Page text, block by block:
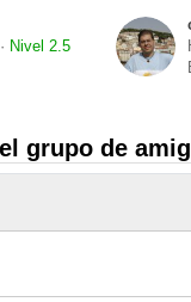
Nivel 2.5
grupo de